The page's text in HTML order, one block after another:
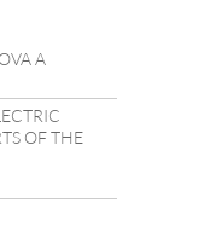
A
OF THE